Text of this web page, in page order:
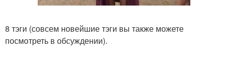
8 тэги (совсем новейшие тэги вы также можете
посмотреть в обсуждении).